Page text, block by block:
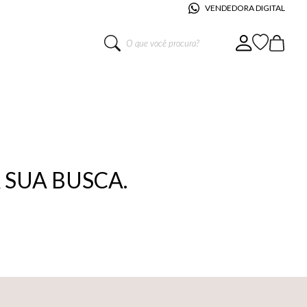
VENDEDORA DIGITAL
O que você procura?
BUSCA.